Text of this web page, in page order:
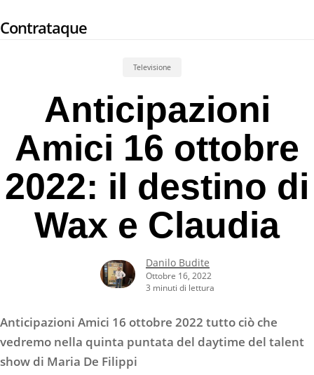
to
Contrataque
Televisione
Anticipazioni
Amici 16 ottobre
2022: il destino di
Wax e Claudia
Danilo Budite
Ottobre 16, 2022
3 minuti di lettura
Anticipazioni Amici 16 ottobre 2022 tutto ciò che
vedremo nella quinta puntata del daytime del talent
show di Maria De Filippi